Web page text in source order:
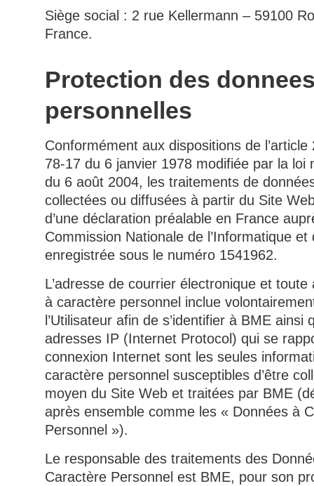
Siège social : 2 rue Kellermann – 59100
France.
Protection des
personnelles
Conformément aux dispositions de l’article
78-17 du 6 janvier 1978 modifiée par la loi
du 6 août 2004, les traitements de
collectées ou diffusées à partir du Site
d’une déclaration préalable en France
Commission Nationale de l’Informatique et
enregistrée sous le numéro 1541962.
L’adresse de courrier électronique et toute
à caractère personnel inclue
l’Utilisateur afin de s’identifier à BME ainsi
adresses IP (Internet Protocol) qui se
connexion Internet sont les seules
caractère personnel susceptibles d’être
moyen du Site Web et traitées par BME
après ensemble comme les « Données à
Personnel »).
Le responsable des traitements des
Caractère Personnel est BME, pour son